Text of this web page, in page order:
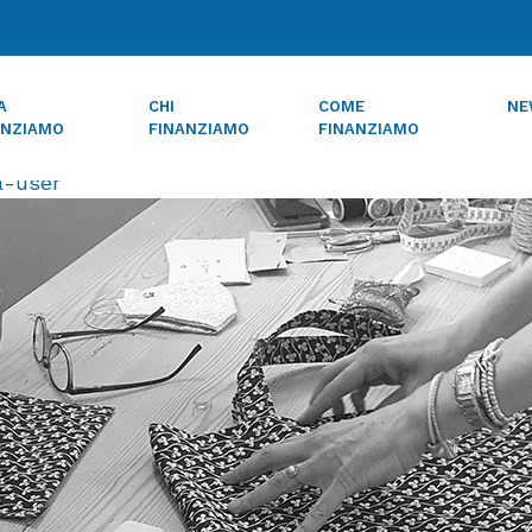
CHI
FINANZIAMO
COME
FINANZIAMO
Banca Popolare di
user